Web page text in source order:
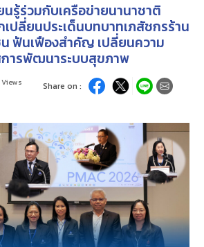
นรู้ร่วมกับเครือข่ายนานาชาติ
เปลี่ยนประเด็นบทบาทเภสัชกรร้าน
ฟันเฟืองสำคัญ เปลี่ยนความ
การพัฒนาระบบสุขภาพ
Share on :